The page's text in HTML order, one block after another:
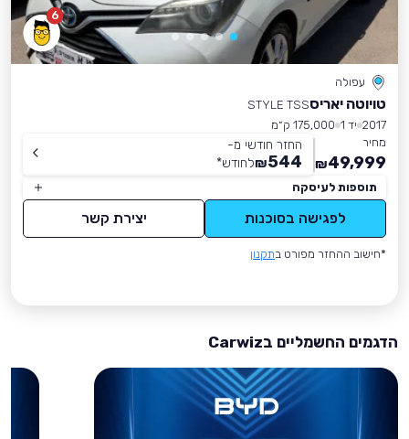
6
עפולה
טויוטה יאריסSTYLE TSS
2017 יד 1
175,000 ק״מ
מחיר
49,999
₪
החזר חודשי מ-
544
₪לחודש*
תוספות לעיסקה
לפגישה בסוכנות יצירת קשר
*חישוב ההחזר מפורט בתקנון
הדגמים החשמליים בCarwiz